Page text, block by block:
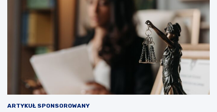
ARTYKUŁ SPONSOROWANY